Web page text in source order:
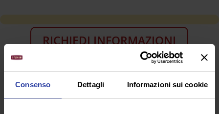
Consenso Dettagli Informazioni sui cookie
RICHIEDI INFORMAZIONI